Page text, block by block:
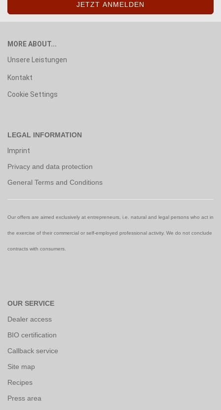
MORE ABOUT...
Unsere Leistungen
Kontakt
Cookie Settings
LEGAL INFORMATION
Imprint
Privacy and data protection
General Terms and Conditions
Our offers are aimed exclusively at entrepreneurs, i.e. natural and legal persons who act in
the exercise of their commercial or self-employed professional activity. We do not conclude
contracts with consumers.
OUR SERVICE
Dealer access
BIO certification
Callback service
Site map
Recipes
Press area